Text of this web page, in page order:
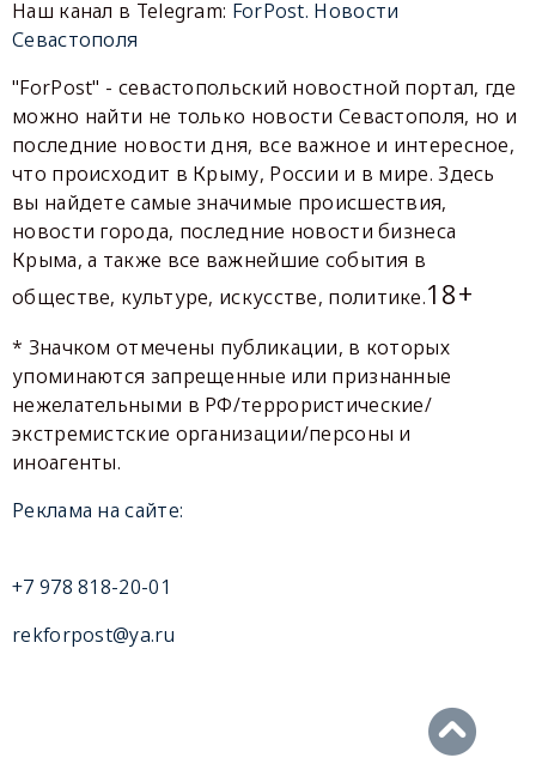
Наш канал в Telegram: ForPost. Новости
Севастополя
"ForPost" - севастопольский новостной портал, где
можно найти не только новости Севастополя, но и
последние новости дня, все важное и интересное,
что происходит в Крыму, России и в мире. Здесь
вы найдете самые значимые происшествия,
новости города, последние новости бизнеса
Крыма, а также все важнейшие события в
обществе, культуре, искусстве, политике.18+
* Значком отмечены публикации, в которых
упоминаются запрещенные или признанные
нежелательными в РФ/террористические/
экстремистские организации/персоны и
иноагенты.
Реклама на сайте:
+7 978 818-20-01
rekforpost@ya.ru